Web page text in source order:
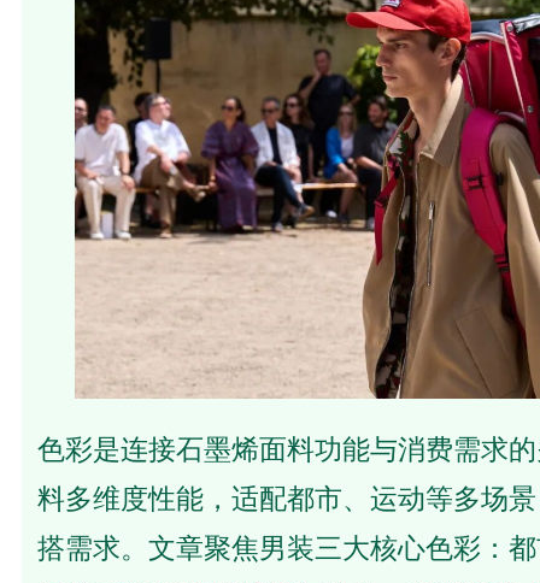
色彩是连接石墨烯面料功能与消费需求
料多维度性能，适配都市、运动等多场
搭需求。文章聚焦男装三大核心色彩：